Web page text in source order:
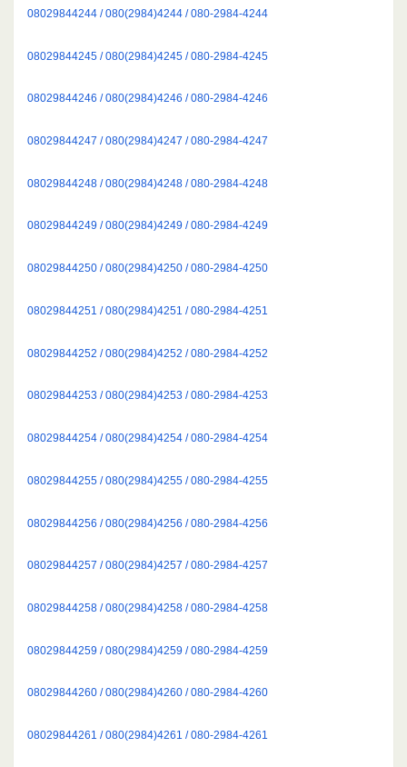
08029844244 / 080(2984)4244 / 080-2984-4244
08029844245 / 080(2984)4245 / 080-2984-4245
08029844246 / 080(2984)4246 / 080-2984-4246
08029844247 / 080(2984)4247 / 080-2984-4247
08029844248 / 080(2984)4248 / 080-2984-4248
08029844249 / 080(2984)4249 / 080-2984-4249
08029844250 / 080(2984)4250 / 080-2984-4250
08029844251 / 080(2984)4251 / 080-2984-4251
08029844252 / 080(2984)4252 / 080-2984-4252
08029844253 / 080(2984)4253 / 080-2984-4253
08029844254 / 080(2984)4254 / 080-2984-4254
08029844255 / 080(2984)4255 / 080-2984-4255
08029844256 / 080(2984)4256 / 080-2984-4256
08029844257 / 080(2984)4257 / 080-2984-4257
08029844258 / 080(2984)4258 / 080-2984-4258
08029844259 / 080(2984)4259 / 080-2984-4259
08029844260 / 080(2984)4260 / 080-2984-4260
08029844261 / 080(2984)4261 / 080-2984-4261